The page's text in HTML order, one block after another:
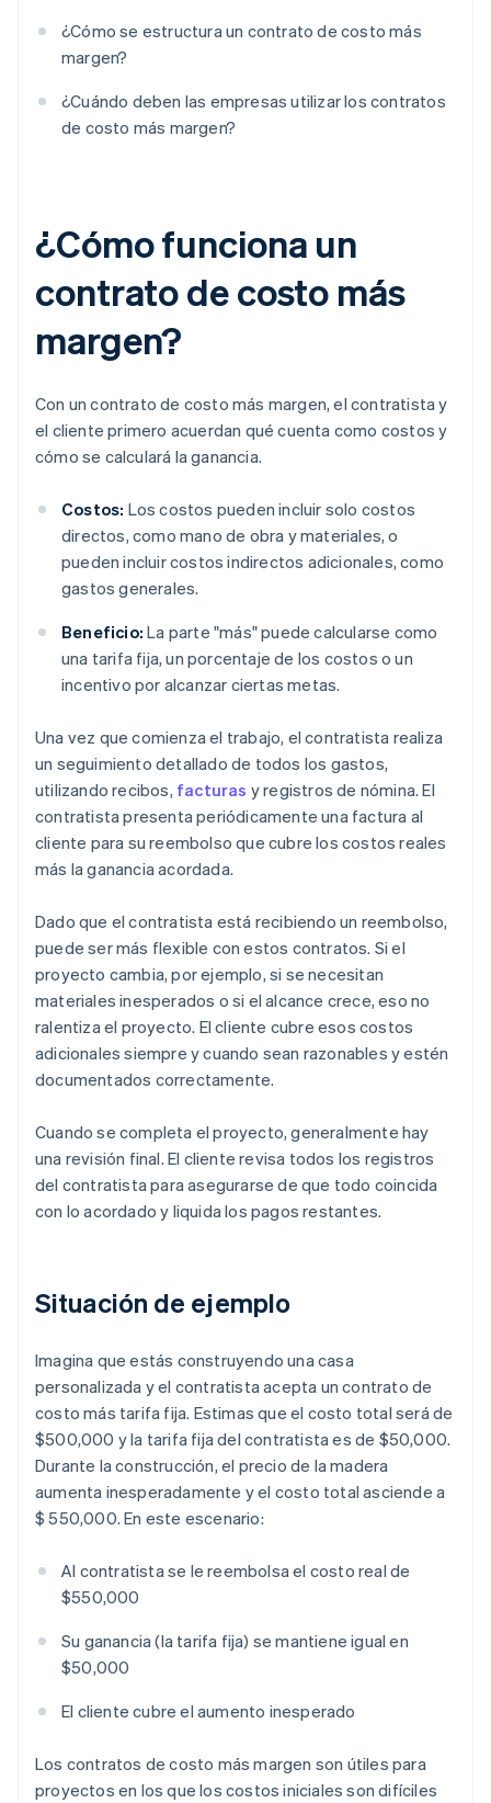
¿Cómo se estructura un contrato de costo más
margen?
¿Cuándo deben las empresas utilizar los contratos
de costo más margen?
¿Cómo funciona un
contrato de costo más
margen?
Con un contrato de costo más margen, el contratista y
el cliente primero acuerdan qué cuenta como costos y
cómo se calculará la ganancia.
Costos: Los costos pueden incluir solo costos
directos, como mano de obra y materiales, o
pueden incluir costos indirectos adicionales, como
gastos generales.
Beneficio: La parte "más" puede calcularse como
una tarifa fija, un porcentaje de los costos o un
incentivo por alcanzar ciertas metas.
Una vez que comienza el trabajo, el contratista realiza
un seguimiento detallado de todos los gastos,
utilizando recibos, facturas y registros de nómina. El
contratista presenta periódicamente una factura al
cliente para su reembolso que cubre los costos reales
más la ganancia acordada.
Dado que el contratista está recibiendo un reembolso,
puede ser más flexible con estos contratos. Si el
proyecto cambia, por ejemplo, si se necesitan
materiales inesperados o si el alcance crece, eso no
ralentiza el proyecto. El cliente cubre esos costos
adicionales siempre y cuando sean razonables y estén
documentados correctamente.
Cuando se completa el proyecto, generalmente hay
una revisión final. El cliente revisa todos los registros
del contratista para asegurarse de que todo coincida
con lo acordado y liquida los pagos restantes.
Situación de ejemplo
Imagina que estás construyendo una casa
personalizada y el contratista acepta un contrato de
costo más tarifa fija. Estimas que el costo total será de
$500,000 y la tarifa fija del contratista es de $50,000.
Durante la construcción, el precio de la madera
aumenta inesperadamente y el costo total asciende a
$ 550,000. En este escenario:
Al contratista se le reembolsa el costo real de
$550,000
Su ganancia (la tarifa fija) se mantiene igual en
$50,000
El cliente cubre el aumento inesperado
Los contratos de costo más margen son útiles para
proyectos en los que los costos iniciales son difíciles